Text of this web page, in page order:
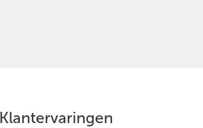
Klantervaringen